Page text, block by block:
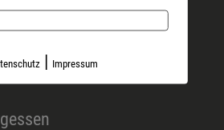
| Impressum